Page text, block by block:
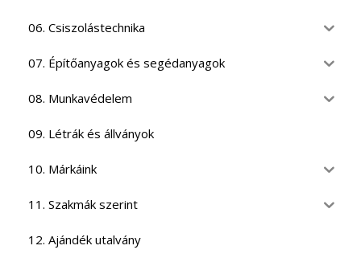
06. Csiszolástechnika
07. Építőanyagok és segédanyagok
08. Munkavédelem
09. Létrák és állványok
10. Márkáink
11. Szakmák szerint
12. Ajándék utalvány